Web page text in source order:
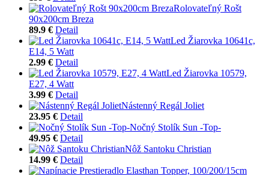
Rolovateľný Rošt
90x200cm Breza
89.9 € Detail
Led Žiarovka 10641c,
E14, 5 Watt
2.99 € Detail
Led Žiarovka 10579,
E27, 4 Watt
3.99 € Detail
Nástenný Regál Joliet
23.95 € Detail
Nočný Stolík Sun -Top-
49.95 € Detail
Nôž Santoku Christian
14.99 € Detail